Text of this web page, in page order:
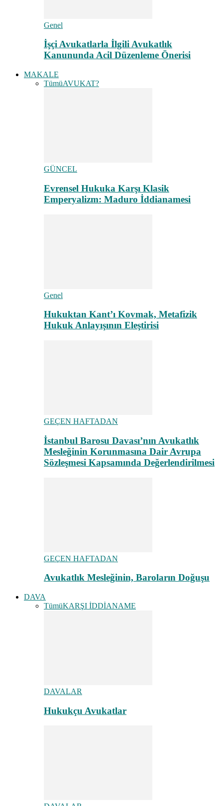
Genel
İşçi Avukatlarla İlgili Avukatlık
Kanununda Acil Düzenleme Önerisi
MAKALE
TümüAVUKAT?
GÜNCEL
Evrensel Hukuka Karşı Klasik
Emperyalizm: Maduro İddianamesi
Genel
Hukuktan Kant’ı Kovmak, Metafizik
Hukuk Anlayışının Eleştirisi
GEÇEN HAFTADAN
İstanbul Barosu Davası’nın Avukatlık
Mesleğinin Korunmasına Dair Avrupa
Sözleşmesi Kapsamında Değerlendirilmesi
GEÇEN HAFTADAN
Avukatlık Mesleğinin, Baroların Doğuşu
DAVA
TümüKARŞI İDDİANAME
DAVALAR
Hukukçu Avukatlar